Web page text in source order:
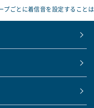
プごとに着信音を設定すること